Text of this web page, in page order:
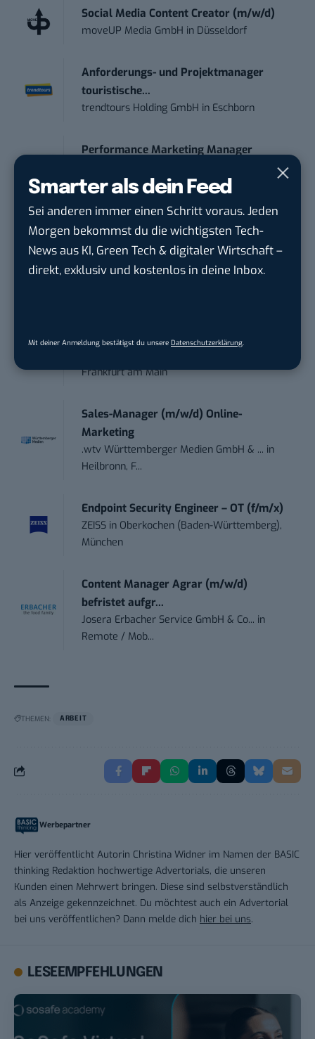
Smarter als dein Feed
Sei anderen immer einen Schritt voraus. Jeden
Morgen bekommst du die wichtigsten Tech-
News aus KI, Green Tech & digitaler Wirtschaft –
direkt, exklusiv und kostenlos in deine Inbox.
Mit deiner Anmeldung bestätigst du unsere Datenschutzerklärung
Social Media Content Creator (m/w/d)
moveUP Media GmbH in Düsseldorf
Anforderungs- und Projektmanager
touristische...
trendtours Holding GmbH in Eschborn
Performance Marketing Manager
EDEKA Südwest Stiftung & Co. KG
PR & Social Media Coordinator (m/w/d)
Tropical Island Holding GmbH
Lübbenau/Spreewald
(m...
Frankfurt am Main
Sales-Manager (m/w/d) Online-
Marketing
.wtv Württemberger Medien GmbH & ... in
Heilbronn, F...
Endpoint Security Engineer – OT (f/m/x)
ZEISS in Oberkochen (Baden-Württemberg),
München
Content Manager Agrar (m/w/d)
befristet aufgr...
Josera Erbacher Service GmbH & Co... in
Remote / Mob...
THEMEN: ARBEIT
Werbepartner
Hier veröffentlicht Autorin Christina Widner im Namen der BASIC
thinking Redaktion hochwertige Advertorials, die unseren
Kunden einen Mehrwert bringen. Diese sind selbstverständlich
als Anzeige gekennzeichnet. Du möchtest auch ein Advertorial
bei uns veröffentlichen? Dann melde dich hier bei uns.
LESEEMPFEHLUNGEN